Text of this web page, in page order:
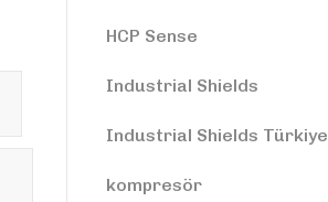
HCP Sense
Industrial Shields
Industrial Shields Türkiye
kompresör